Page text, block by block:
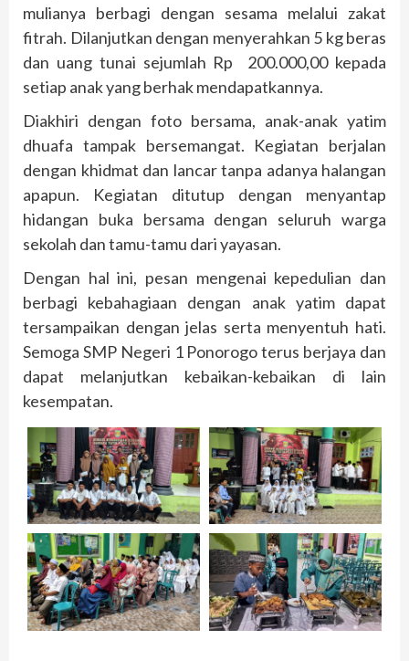
mulianya berbagi dengan sesama melalui zakat
fitrah. Dilanjutkan dengan menyerahkan 5 kg beras
dan uang tunai sejumlah Rp 200.000,00 kepada
setiap anak yang berhak mendapatkannya.
Diakhiri dengan foto bersama, anak-anak yatim
dhuafa tampak bersemangat. Kegiatan berjalan
dengan khidmat dan lancar tanpa adanya halangan
apapun. Kegiatan ditutup dengan menyantap
hidangan buka bersama dengan seluruh warga
sekolah dan tamu-tamu dari yayasan.
Dengan hal ini, pesan mengenai kepedulian dan
berbagi kebahagiaan dengan anak yatim dapat
tersampaikan dengan jelas serta menyentuh hati.
Semoga SMP Negeri 1 Ponorogo terus berjaya dan
dapat melanjutkan kebaikan-kebaikan di lain
kesempatan.